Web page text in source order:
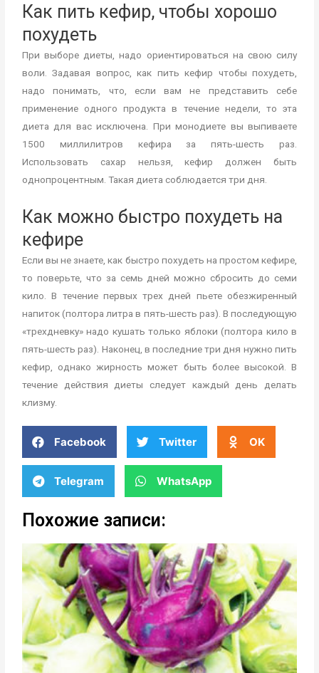
Как пить кефир, чтобы хорошо
похудеть
При выборе диеты, надо ориентироваться на свою силу
воли. Задавая вопрос, как пить кефир чтобы похудеть,
надо понимать, что, если вам не представить себе
применение одного продукта в течение недели, то эта
диета для вас исключена. При монодиете вы выпиваете
1500 миллилитров кефира за пять-шесть раз.
Использовать сахар нельзя, кефир должен быть
однопроцентным. Такая диета соблюдается три дня.
Как можно быстро похудеть на
кефире
Если вы не знаете, как быстро похудеть на простом кефире,
то поверьте, что за семь дней можно сбросить до семи
кило. В течение первых трех дней пьете обезжиренный
напиток (полтора литра в пять-шесть раз). В последующую
«трехдневку» надо кушать только яблоки (полтора кило в
пять-шесть раз). Наконец, в последние три дня нужно пить
кефир, однако жирность может быть более высокой. В
течение действия диеты следует каждый день делать
клизму.
Facebook Twitter OK
Telegram WhatsApp
Похожие записи: